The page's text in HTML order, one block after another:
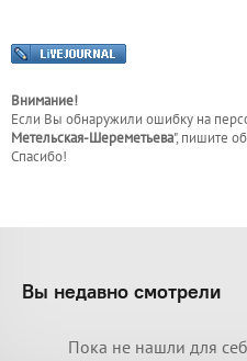
Внимание!
Если Вы обнаружили ошибку на
Метельская-Шереметьева", пишите
Спасибо!
Вы недавно смотрели
Пока не нашли для